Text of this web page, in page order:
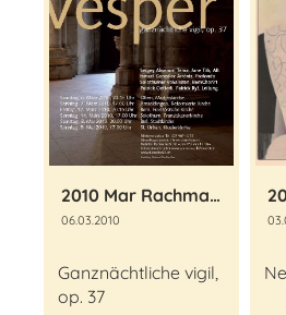
2010 Mar Rachmaninov Vesper
06.03.2010
Ganznächtliche vigil,
op. 37